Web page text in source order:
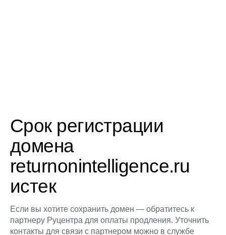
Срок регистрации
домена
returnonintelligence.ru
истек
Если вы хотите сохранить домен — обратитесь к
партнеру Руцентра для оплаты продления. Уточнить
контакты для связи с партнером можно в службе